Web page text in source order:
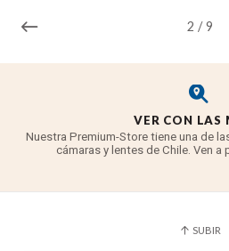
2 / 9
VER CON LAS
Nuestra Premium-Store tiene una de
cámaras y lentes de Chile. Ven a
SUBIR